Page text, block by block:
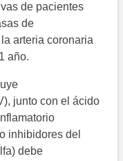
de pacientes
de
arteria coronaria
año.
junto con el ácido
inhibidores del
debe